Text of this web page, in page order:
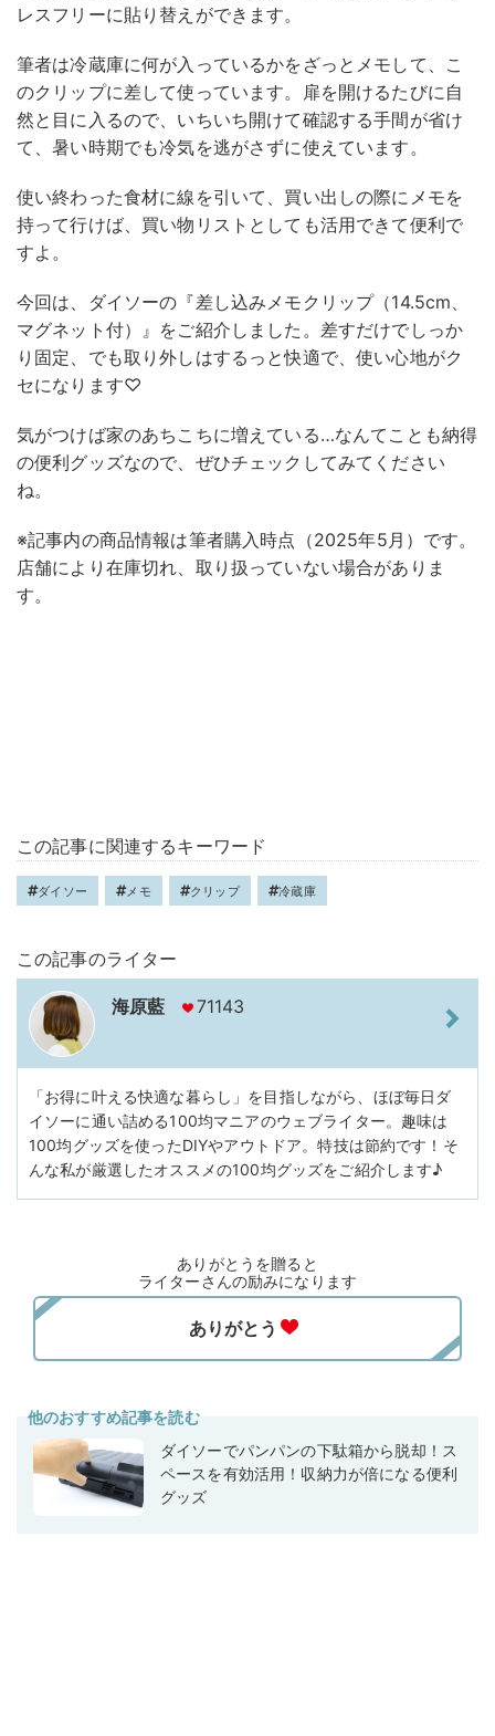
レスフリーに貼り替えができます。
筆者は冷蔵庫に何が入っているかをざっとメモして、こ
のクリップに差して使っています。扉を開けるたびに自
然と目に入るので、いちいち開けて確認する手間が省け
て、暑い時期でも冷気を逃がさずに使えています。
使い終わった食材に線を引いて、買い出しの際にメモを
持って行けば、買い物リストとしても活用できて便利で
すよ。
今回は、ダイソーの『差し込みメモクリップ（14.5cm、
マグネット付）』をご紹介しました。差すだけでしっか
り固定、でも取り外しはするっと快適で、使い心地がク
セになります♡
気がつけば家のあちこちに増えている…なんてことも納得
の便利グッズなので、ぜひチェックしてみてください
ね。
※記事内の商品情報は筆者購入時点（2025年5月）です。
店舗により在庫切れ、取り扱っていない場合がありま
す。
この記事に関連するキーワード
ダイソー メモ クリップ 冷蔵庫
この記事のライター
海原藍 71143
「お得に叶える快適な暮らし」を目指しながら、ほぼ毎日ダ
イソーに通い詰める100均マニアのウェブライター。趣味は
100均グッズを使ったDIYやアウトドア。特技は節約です！そ
んな私が厳選したオススメの100均グッズをご紹介します♪
ありがとうを贈ると
ライターさんの励みになります
他のおすすめ記事を読む
ダイソーでパンパンの下駄箱から脱却！ス
ペースを有効活用！収納力が倍になる便利
グッズ